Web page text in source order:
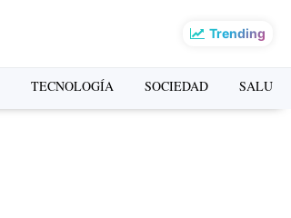
Trending
TECNOLOGÍA SOCIEDAD SALUD